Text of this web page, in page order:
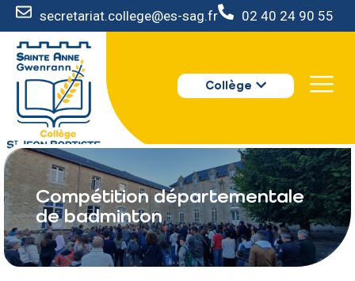
secretariat.college@es-sag.fr 02 40 24 90 55
Collège
Compétition départementale
de badminton
LE COLLÈGE
S’INSCRIRE
VIE AU COLLÈGE
VOTRE ESPACE
NOUS CONTACTER